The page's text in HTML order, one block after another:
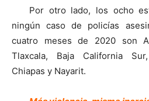
Por otro lado, los ocho
ningún caso de policías
cuatro meses de 2020 son
Tlaxcala, Baja California
Chiapas y Nayarit.